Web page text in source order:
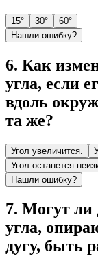
15° 30°
60°
Нашли ошибку?
6. Как
угла, если
вдоль
та же?
Угол увеличится.
Угол останется
Нашли ошибку?
7. Могут ли
угла,
дугу, быть